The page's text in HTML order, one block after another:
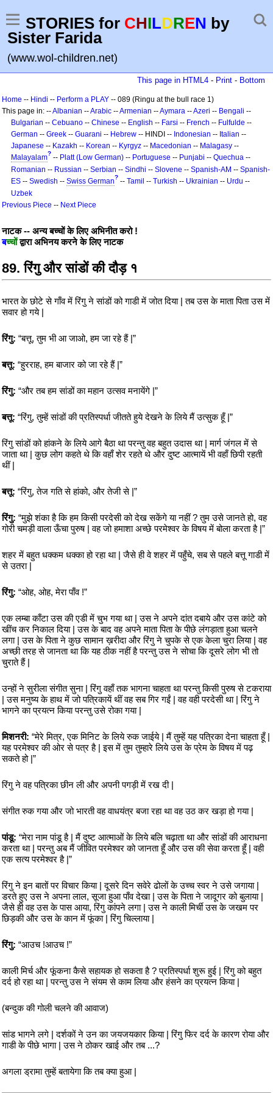
STORIES for CHILDREN by
Sister Farida
(www.wol-children.net)
This page in HTML4 - Print - Bottom
Home -- Hindi -- Perform a PLAY -- 089 (Ringu at the bull race 1)
This page in: --Albanian --Arabic --Armenian --Aymara --Azeri -- Bengali --
Bulgarian -- Cebuano -- Chinese -- English -- Farsi -- French -- Fulfulde --
German -- Greek -- Guarani -- Hebrew -- HINDI -- Indonesian -- Italian --
Japanese -- Kazakh -- Korean -- Kyrgyz -- Macedonian -- Malagasy --
Malayalam? -- Platt (Low German) -- Portuguese -- Punjabi -- Quechua --
Romanian -- Russian -- Serbian -- Sindhi -- Slovene -- Spanish-AM -- Spanish-
ES -- Swedish -- Swiss German? -- Tamil -- Turkish -- Ukrainian -- Urdu --
Uzbek
Previous Piece -- Next Piece
नाटक -- अन्य बच्चों के लिए अभिनीत करो !
बच्चोंद्वारा अभिनय करने के लिए नाटक
89. रिंगु और सांडों की दौड़ १
भारत के छोटे से गाँव में रिंगु ने सांडों को गाडी में जोत दिया | तब उस के माता पिता उस में
सवार हो गये |
रिंगु: “बत्तू, तुम भी आ जाओ, हम जा रहे हैं |”
बत्तू: “हुरराह, हम बाजार को जा रहे हैं |”
रिंगु: “और तब हम सांडों का महान उत्सव मनायेंगे |”
बत्तू: “रिंगु, तुम्हें सांडों की प्रतिस्पर्धा जीतते हुये देखने के लिये मैं उत्सुक हूँ |”
रिंगु सांडों को हांकने के लिये आगे बैठा था परन्तु वह बहुत उदास था | मार्ग जंगल में से
जाता था | कुछ लोग कहते थे कि वहाँ शेर रहते थे और दुष्ट आत्मायें भी वहाँ छिपी रहती
थीं |
बत्तू: “रिंगु, तेज गति से हांको, और तेजी से |”
रिंगु: “मुझे शंका है कि हम किसी परदेसी को देख सकेंगे या नहीं ? तुम उसे जानते हो, वह
गोरी चमड़ी वाला ऊँचा पुरुष | वह जो हमाशा अच्छे परमेश्वर के विषय में बोला करता है |”
शहर में बहुत धक्कम धक्का हो रहा था | जैसे ही वे शहर में पहुँचे, सब से पहले बत्तू गाडी में
से उतरा |
रिंगु: “ओह, ओह, मेरा पाँव !”
एक लम्बा काँटा उस की एडी में चुभ गया था | उस ने अपने दांत दबाये और उस कांटे को
खींच कर निकाल दिया | उस के बाद वह अपने माता पिता के पीछे लंगड़ाता हुआ चलने
लगा | उस के पिता ने कुछ सामान ख़रीदा और रिंगु ने चुपके से एक केला चुरा लिया | वह
अच्छी तरह से जानता था कि यह ठीक नहीं है परन्तु उस ने सोचा कि दूसरे लोग भी तो
चुराते हैं |
उन्हों ने सुरीला संगीत सुना | रिंगु वहाँ तक भागना चाहता था परन्तु किसी पुरुष से टकराया
| उस मनुष्य के हाथ में जो पत्रिकायें थीं वह सब गिर गईं | वह वही परदेसी था | रिंगु ने
भागने का प्रयत्न किया परन्तु उसे रोका गया |
मिशनरी: “मेरे मित्र, एक मिनिट के लिये रुक जाईये | मैं तुम्हें यह पत्रिका देना चाहता हूँ |
यह परमेश्वर की ओर से पत्र है | इस में तुम तुम्हारे लिये उस के प्रेम के विषय में पढ़
सकते हो |”
रिंगु ने वह पत्रिका छीन ली और अपनी पगड़ी में रख दी |
संगीत रुक गया और जो भारती वह वाधयंत्र बजा रहा था वह उठ कर खड़ा हो गया |
पांडू: “मेरा नाम पांडू है | मैं दुष्ट आत्माओं के लिये बलि चढ़ाता था और सांडों की आराधना
करता था | परन्तु अब मैं जीवित परमेश्वर को जानता हूँ और उस की सेवा करता हूँ | वही
एक सत्य परमेश्वर है |”
रिंगु ने इन बातों पर विचार किया | दूसरे दिन सवेरे ढोलों के उच्च स्वर ने उसे जगाया |
डरते हुए उस ने अपना लाल, सूजा हुआ पाँव देखा | उस के पिता ने जादूगर को बुलाया |
जैसे ही वह उस के पास आया, रिंगु कांपने लगा | उस ने काली मिर्ची उस के जखम पर
छिड़की और उस के कान में फूंका | रिंगु चिल्लाया |
रिंगु: “आउच !आउच !”
काली मिर्च और फूंकना कैसे सहायक हो सकता है ? प्रतिस्पर्धा शुरू हुई | रिंगु को बहुत
दर्द हो रहा था | परन्तु उस ने संयम से काम लिया और हंसने का प्रयत्न किया |
(बन्दुक की गोली चलने की आवाज)
सांड भागने लगे | दर्शकों ने उन का जयजयकार किया | रिंगु फिर दर्द के कारण रोया और
गाडी के पीछे भागा | उस ने ठोकर खाई और तब ...?
अगला ड्रामा तुम्हें बतायेगा कि तब क्या हुआ |